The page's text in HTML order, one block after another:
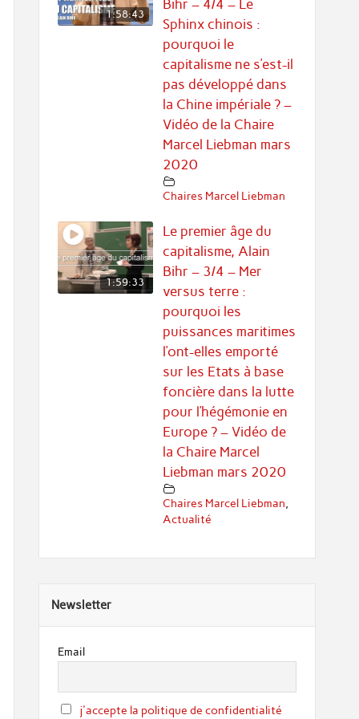
1:58:43
Bihr – 4/4 – Le
Sphinx chinois :
pourquoi le
capitalisme ne s’est-il
pas développé dans
la Chine impériale ? –
Vidéo de la Chaire
Marcel Liebman mars
2020
Chaires Marcel Liebman
1:59:33
Le premier âge du
capitalisme, Alain
Bihr – 3/4 – Mer
versus terre :
pourquoi les
puissances maritimes
l’ont-elles emporté
sur les Etats à base
foncière dans la lutte
pour l’hégémonie en
Europe ? – Vidéo de
la Chaire Marcel
Liebman mars 2020
Chaires Marcel Liebman,
Actualité
Newsletter
Email
j'accepte la politique de confidentialité